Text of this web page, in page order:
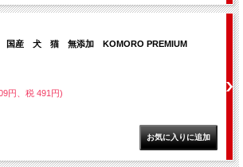
国産 犬 猫 無添加 KOMORO PREMIUM
円、税 491円)